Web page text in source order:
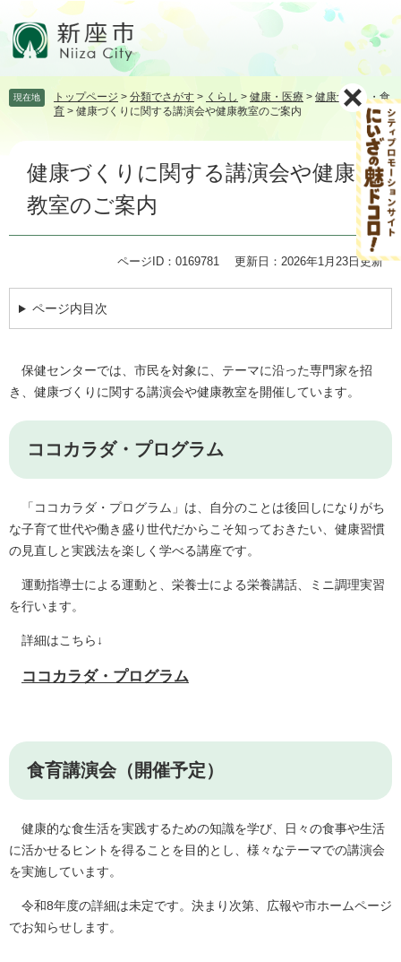
頭飛 現在地 トップページ > 分類でさがす > くらし > 健康・医療 > 健康づくり・食
育 > 健康づくりに関する講演会や健康教室のご案内
健康づくりに関する講演会や健康
教室のご案内
ページID：0169781 更新日：2026年1月23日更新
ページ内目次
保健センターでは、市民を対象に、テーマに沿った専門家を招
き、健康づくりに関する講演会や健康教室を開催しています。
ココカラダ・プログラム
「ココカラダ・プログラム」は、自分のことは後回しになりがち
な子育て世代や働き盛り世代だからこそ知っておきたい、健康習慣
の見直しと実践法を楽しく学べる講座です。
運動指導士による運動と、栄養士による栄養講話、ミニ調理実習
を行います。
詳細はこちら↓
ココカラダ・プログラム
食育講演会（開催予定）
健康的な食生活を実践するための知識を学び、日々の食事や生活
に活かせるヒントを得ることを目的とし、様々なテーマでの講演会
を実施しています。
令和8年度の詳細は未定です。決まり次第、広報や市ホームページ
でお知らせします。